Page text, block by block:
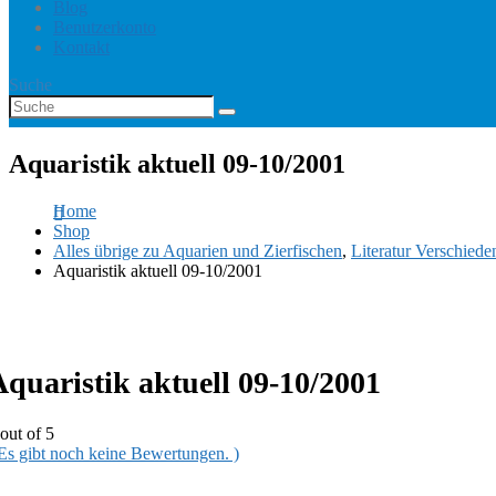
Blog
Benutzerkonto
Kontakt
Suche
Aquaristik aktuell 09-10/2001
Home
Shop
Alles übrige zu Aquarien und Zierfischen, Literatur
Aquaristik aktuell 09-10/2001
aktuell 09-10/2001
of 5
gibt noch keine Bewertungen. )